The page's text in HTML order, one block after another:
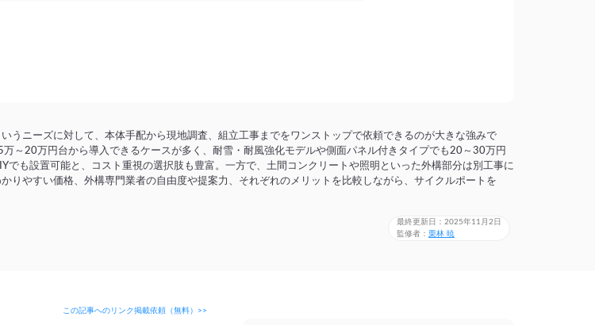
うニーズに対して、本体手配から現地調査、組立工事までをワンストップで依頼できるのが大きな強みで
～20万円台から導入できるケースが多く、耐雪・耐風強化モデルや側面パネル付きタイプでも20～30万円
も設置可能と、コスト重視の選択肢も豊富。一方で、土間コンクリートや照明といった外構部分は別工事に
りやすい価格、外構専門業者の自由度や提案力、それぞれのメリットを比較しながら、サイクルポートを
最終更新日：2025年11月2日
監修者： 栗林 暁
この記事へのリンク掲載依頼（無料）>>